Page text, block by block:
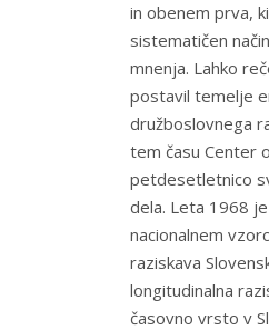
in obenem prva,
sistematičen
mnenja. Lahko
postavil temelje
družboslovnega
tem času Center
petdesetletnico
dela. Leta 1968
nacionalnem
raziskava
longitudinalna
časovno vrsto v